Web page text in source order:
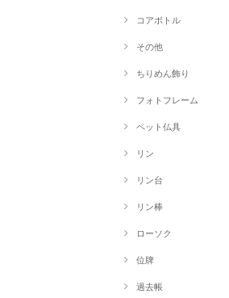
コアボトル
その他
ちりめん飾り
フォトフレーム
ペット仏具
リン
リン台
リン棒
ローソク
位牌
過去帳